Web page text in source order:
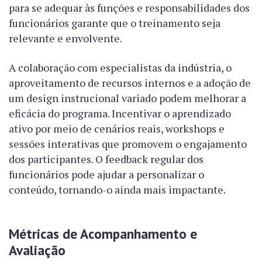
para se adequar às funções e responsabilidades dos
funcionários garante que o treinamento seja
relevante e envolvente.
A colaboração com especialistas da indústria, o
aproveitamento de recursos internos e a adoção de
um design instrucional variado podem melhorar a
eficácia do programa. Incentivar o aprendizado
ativo por meio de cenários reais, workshops e
sessões interativas que promovem o engajamento
dos participantes. O feedback regular dos
funcionários pode ajudar a personalizar o
conteúdo, tornando-o ainda mais impactante.
Métricas de Acompanhamento e
Avaliação